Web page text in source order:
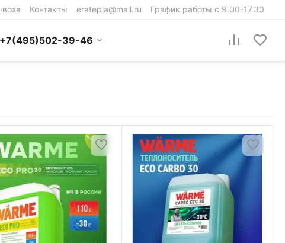
Контакты eratepla@mail.ru График работы с 9.00-17.30
+7(495)502-39-46